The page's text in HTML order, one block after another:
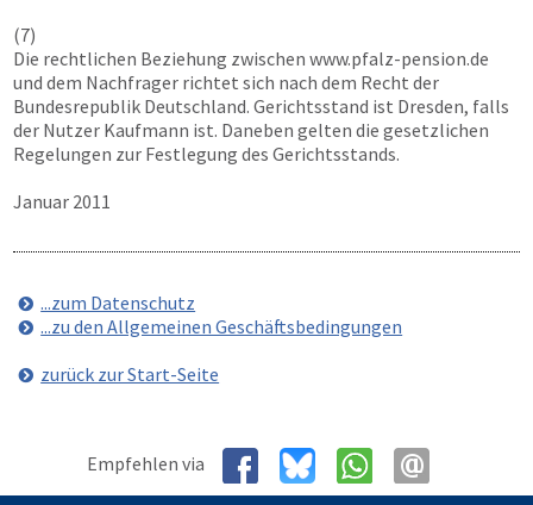
(7)
Die rechtlichen Beziehung zwischen www.pfalz-pension.de
und dem Nachfrager richtet sich nach dem Recht der
Bundesrepublik Deutschland. Gerichtsstand ist Dresden, falls
der Nutzer Kaufmann ist. Daneben gelten die gesetzlichen
Regelungen zur Festlegung des Gerichtsstands.
Januar 2011
...zum Datenschutz
...zu den Allgemeinen Geschäftsbedingungen
zurück zur Start-Seite
Empfehlen via